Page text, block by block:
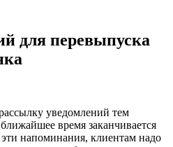
для перевыпуска
уведомлений тем
время заканчивается
напоминания, клиентам надо